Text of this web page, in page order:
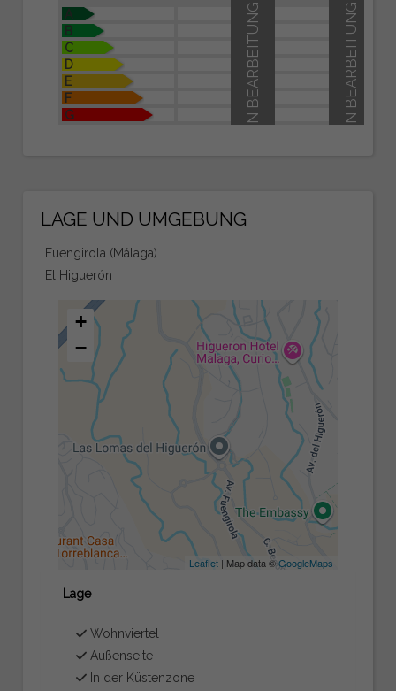
A
B
C
D
E
F
G
IN BEARBEITUNG
IN BEARBEITUNG
LAGE UND UMGEBUNG
Fuengirola (Málaga)
El Higuerón
+
−
Leaflet| Map data ©GoogleMaps
Lage
Wohnviertel
Außenseite
In der Küstenzone